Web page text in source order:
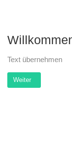
Text übernehmen
Nächster Beitrag:
Weiter